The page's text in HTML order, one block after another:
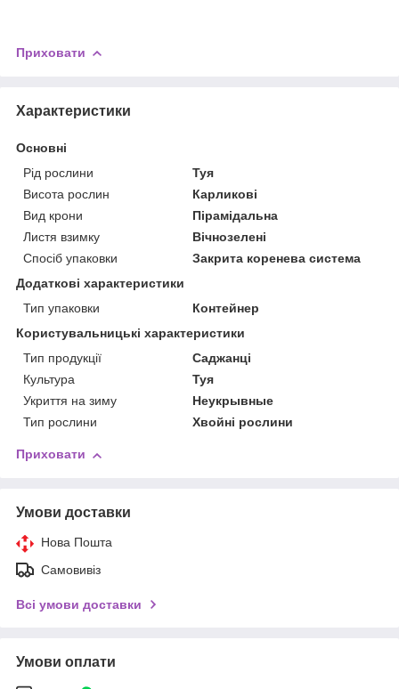
Приховати
Характеристики
Основні
Рід рослини
Туя
Висота рослин
Карликові
Вид крони
Пірамідальна
Листя взимку
Вічнозелені
Спосіб упаковки
Закрита коренева система
Додаткові характеристики
Тип упаковки
Контейнер
Користувальницькі характеристики
Тип продукції
Саджанці
Культура
Туя
Укриття на зиму
Неукрывные
Тип рослини
Хвойні рослини
Приховати
Умови доставки
Нова Пошта
Самовивіз
Всі умови доставки
Умови оплати